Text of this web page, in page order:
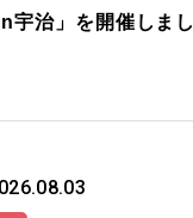
宇治」を開催しまし